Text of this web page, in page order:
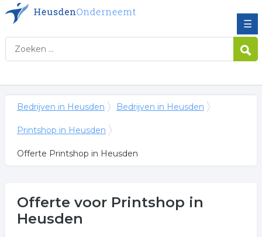
☰
Bedrijven in Heusden Bedrijven in Heusden
Printshop in Heusden
Offerte Printshop in Heusden
Offerte voor Printshop in
Heusden